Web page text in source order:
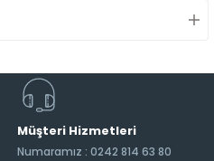
Müşteri Hizmetleri
Numaramız : 0242 814 63 80